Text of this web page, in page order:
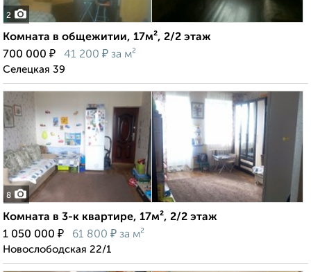
2
Комната в общежитии, 17м², 2/2 этаж
700 000 ₽ 41 200 ₽ за м²
Селецкая 39
8
Комната в 3-к квартире, 17м², 2/2 этаж
1 050 000 ₽ 61 800 ₽ за м²
Новослободская 22/1